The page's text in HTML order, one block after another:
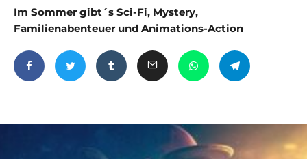
Im Sommer gibt´s Sci-Fi, Mystery,
Familienabenteuer und Animations-Action